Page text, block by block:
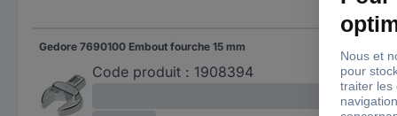
Gedore 7690100 Embout fourche 15 mm
Code produit : 1908394